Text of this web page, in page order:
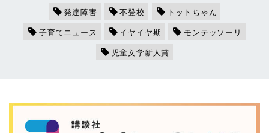
発達障害 不登校
トットちゃん
子育てニュース
イヤイヤ期
モンテッソーリ
児童文学新人賞